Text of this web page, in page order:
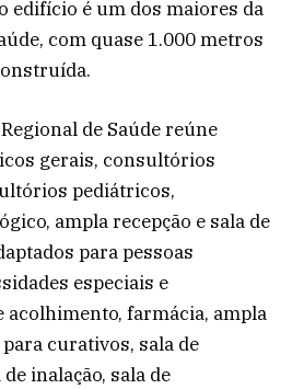
edifício é um dos maiores da
com quase 1.000 metros
de Saúde reúne
gerais, consultórios
pediátricos,
ampla recepção e sala de
para pessoas
especiais e
acolhimento, farmácia, ampla
curativos, sala de
inalação, sala de